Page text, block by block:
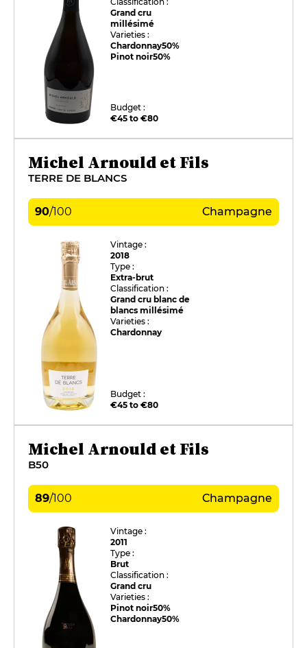
Grand cru
millésimé
Varieties :
Chardonnay50%
Pinot noir50%
Budget :
€45 to €80
Michel Arnould et Fils
TERRE DE BLANCS
90/100 Champagne
Vintage :
2018
Type :
Extra-brut
Classification :
Grand cru blanc de
blancs millésimé
Varieties :
Chardonnay
Budget :
€45 to €80
Michel Arnould et Fils
B50
89/100 Champagne
Vintage :
2011
Type :
Brut
Classification :
Grand cru
Varieties :
Pinot noir50%
Chardonnay50%